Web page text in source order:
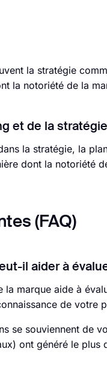
la stratégie
la notoriété de la
et de la stratégie
la stratégie, la
dont la notoriété
(FAQ)
il aider à
la marque aide à
de votre
se souviennent de
ont généré le